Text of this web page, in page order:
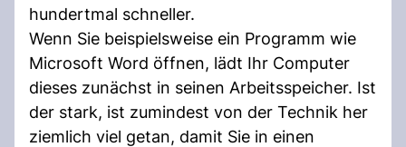
hundertmal schneller.
Wenn Sie beispielsweise ein Programm wie
Microsoft Word öffnen, lädt Ihr Computer
dieses zunächst in seinen Arbeitsspeicher. Ist
der stark, ist zumindest von der Technik her
ziemlich viel getan, damit Sie in einen